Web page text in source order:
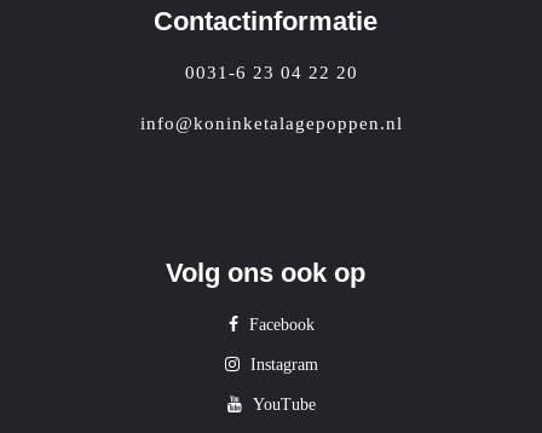
Contactinformatie
0031-6 23 04 22 20
info@koninketalagepoppen.nl
Volg ons ook op
Facebook
Instagram
YouTube